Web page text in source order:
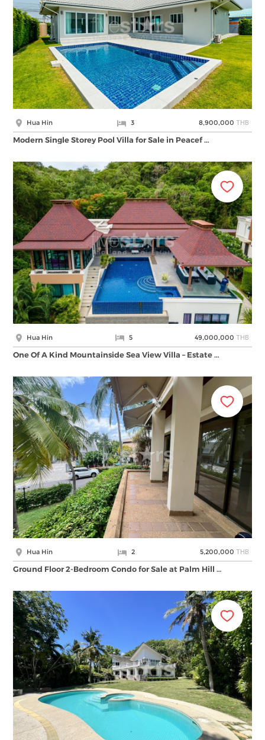
Hua Hin 3 8,900,000 THB
Modern Single Storey Pool Villa for Sale in Peacef …
Hua Hin 5 49,000,000 THB
One Of A Kind Mountainside Sea View Villa – Estate …
Hua Hin 2 5,200,000 THB
Ground Floor 2-Bedroom Condo for Sale at Palm Hill …